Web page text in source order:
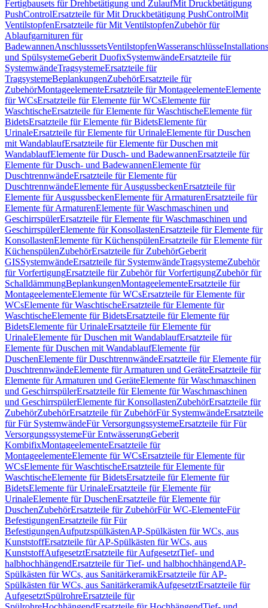
Fertigbausets für Drehbetätigung und ZulaufMit Druckbetätigung
PushControlErsatzteile für Mit Druckbetätigung PushControlMit
VentilstopfenErsatzteile für Mit VentilstopfenZubehör für
Ablaufgarnituren für
BadewannenAnschlusssetsVentilstopfenWasseranschlüsse
und SpülsystemeGeberit DuofixSystemwändeErsatzteile für
SystemwändeTragsystemeErsatzteile für
TragsystemeBeplankungenZubehörErsatzteile für
ZubehörMontageelementeErsatzteile für MontageelementeElemente
für WCsErsatzteile für Elemente für WCsElemente für
WaschtischeErsatzteile für Elemente für WaschtischeElemente für
BidetsErsatzteile für Elemente für BidetsElemente für
UrinaleErsatzteile für Elemente für UrinaleElemente für Duschen
mit WandablaufErsatzteile für Elemente für Duschen mit
WandablaufElemente für Dusch- und BadewannenErsatzteile für
Elemente für Dusch- und BadewannenElemente für
DuschtrennwändeErsatzteile für Elemente für
DuschtrennwändeElemente für AusgussbeckenErsatzteile für
Elemente für AusgussbeckenElemente für ArmaturenErsatzteile für
Elemente für ArmaturenElemente für Waschmaschinen und
GeschirrspülerErsatzteile für Elemente für Waschmaschinen und
GeschirrspülerElemente für KonsollastenErsatzteile für Elemente für
KonsollastenElemente für KüchenspülenErsatzteile für Elemente für
KüchenspülenZubehörErsatzteile für ZubehörGeberit
GISSystemwändeErsatzteile für SystemwändeTragsystemeZubehör
für VorfertigungErsatzteile für Zubehör für VorfertigungZubehör für
SchalldämmungBeplankungenMontageelementeErsatzteile für
MontageelementeElemente für WCsErsatzteile für Elemente für
WCsElemente für WaschtischeErsatzteile für Elemente für
WaschtischeElemente für BidetsErsatzteile für Elemente für
BidetsElemente für UrinaleErsatzteile für Elemente für
UrinaleElemente für Duschen mit WandablaufErsatzteile für
Elemente für Duschen mit WandablaufElemente für
DuschenElemente für DuschtrennwändeErsatzteile für Elemente für
DuschtrennwändeElemente für Armaturen und GeräteErsatzteile für
Elemente für Armaturen und GeräteElemente für Waschmaschinen
und GeschirrspülerErsatzteile für Elemente für Waschmaschinen
und GeschirrspülerElemente für KonsollastenZubehörErsatzteile für
ZubehörZubehörErsatzteile für ZubehörFür SystemwändeErsatzteile
für Für SystemwändeFür VersorgungssystemeErsatzteile für Für
VersorgungssystemeFür EntwässerungGeberit
KombifixMontageelementeErsatzteile für
MontageelementeElemente für WCsErsatzteile für Elemente für
WCsElemente für WaschtischeErsatzteile für Elemente für
WaschtischeElemente für BidetsErsatzteile für Elemente für
BidetsElemente für UrinaleErsatzteile für Elemente für
UrinaleElemente für DuschenErsatzteile für Elemente für
DuschenZubehörErsatzteile für ZubehörFür WC-ElementeFür
BefestigungenErsatzteile für Für
BefestigungenAufputzspülkästenAP-Spülkästen für WCs, aus
KunststoffErsatzteile für AP-Spülkästen für WCs, aus
KunststoffAufgesetztErsatzteile für AufgesetztTief- und
halbhochhängendErsatzteile für Tief- und halbhochhängendAP-
Spülkästen für WCs, aus SanitärkeramikErsatzteile für AP-
Spülkästen für WCs, aus SanitärkeramikAufgesetztErsatzteile für
AufgesetztSpülrohreErsatzteile für